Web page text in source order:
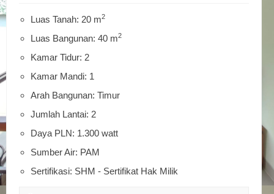
Luas Tanah: 20 m2
Luas Bangunan: 40 m2
Kamar Tidur: 2
Kamar Mandi: 1
Arah Bangunan: Timur
Jumlah Lantai: 2
Daya PLN: 1.300 watt
Sumber Air: PAM
Sertifikasi: SHM - Sertifikat Hak Milik